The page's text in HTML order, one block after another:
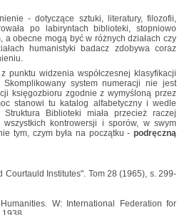
- dotyczące sztuki, literatury, filozofii,
po labiryntach biblioteki, stopniowo
obecne mogą być w różnych działach czy
humanistyki badacz zdobywa coraz
punktu widzenia współczesnej klasyfikacji
Skomplikowany system numeracji nie jest
księgozbioru zgodnie z wymyśloną przez
stanowi tu katalog alfabetyczny i wedle
Struktura Biblioteki miała przecież raczej
kontrowersji i sporów, w swym
tym, czym była na początku - podręczną
Courtauld Institutes". Tom 28 (1965), s. 299-
W: International Federation for